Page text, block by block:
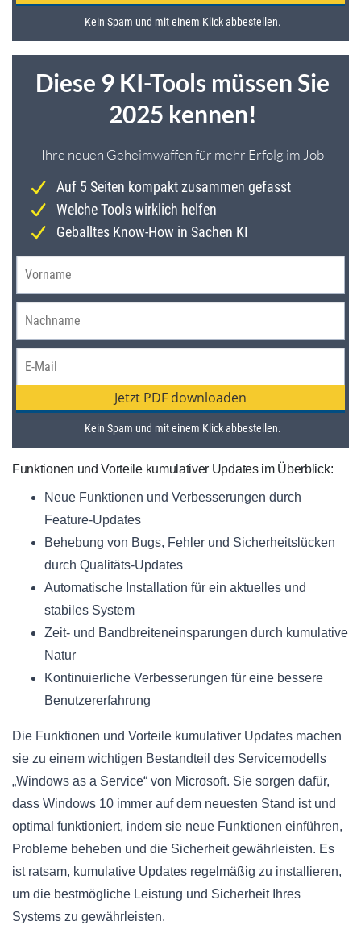
Funktionen und Vorteile kumulativer Updates im Überblick:
Neue Funktionen und Verbesserungen durch
Feature-Updates
Behebung von Bugs, Fehler und Sicherheitslücken
durch Qualitäts-Updates
Automatische Installation für ein aktuelles und
stabiles System
Zeit- und Bandbreiteneinsparungen durch kumulative
Natur
Kontinuierliche Verbesserungen für eine bessere
Benutzererfahrung
Die Funktionen und Vorteile kumulativer Updates machen
sie zu einem wichtigen Bestandteil des Servicemodells
„Windows as a Service“ von Microsoft. Sie sorgen dafür,
dass Windows 10 immer auf dem neuesten Stand ist und
optimal funktioniert, indem sie neue Funktionen einführen,
Probleme beheben und die Sicherheit gewährleisten. Es
ist ratsam, kumulative Updates regelmäßig zu installieren,
um die bestmögliche Leistung und Sicherheit Ihres
Systems zu gewährleisten.